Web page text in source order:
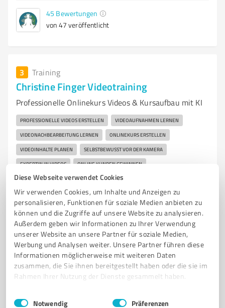
Diese Webseite verwendet Cookies
Wir verwenden Cookies, um Inhalte und Anzeigen zu
personalisieren, Funktionen für soziale Medien anbieten zu
können und die Zugriffe auf unsere Website zu analysieren.
Außerdem geben wir Informationen zu Ihrer Verwendung
unserer Website an unsere Partner für soziale Medien,
Werbung und Analysen weiter. Unsere Partner führen diese
Informationen möglicherweise mit weiteren Daten
zusammen, die Sie ihnen bereitgestellt haben oder die sie im
Rahmen Ihrer Nutzung der Dienste gesammelt haben.
Impressum Datenschutzbestimmungen
Einwilligungsauswahl
Notwendig Präferenzen
45 Bewertungen
von 47 veröffentlicht
3 Training
Christine Finger Videotraining
Professionelle Onlinekurs Videos & Kursaufbau mit KI
PROFESSIONELLE VIDEOS ERSTELLEN VIDEOAUFNAHMEN LERNEN
VIDEONACHBEARBEITUNG LERNEN ONLINEKURS ERSTELLEN
VIDEOINHALTE PLANEN SELBSTBEWUSST VOR DER KAMERA
EXPERTIN IN VIDEOS ONLINE KUNDEN GEWINNEN
Am Poggenbrink 63, 33611 Bielefeld
hallo@christine-finger.de christine-finger.de/
23 Bewertungen
von 24 veröffentlicht